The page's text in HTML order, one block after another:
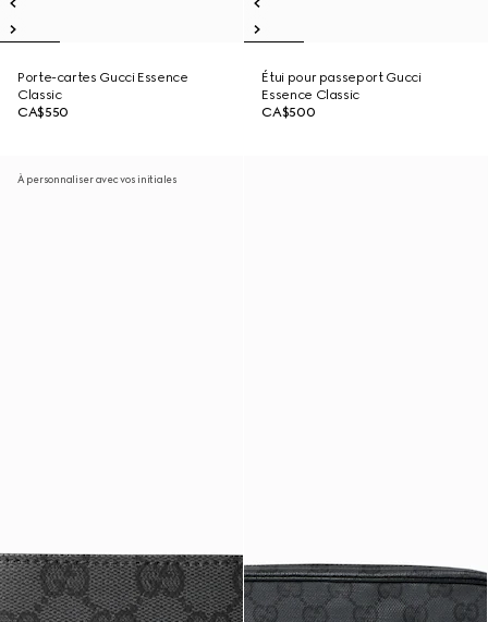
Porte-cartes Gucci Essence
Classic
CA$550
Étui pour passeport Gucci
Essence Classic
CA$500
À personnaliser avec vos initiales